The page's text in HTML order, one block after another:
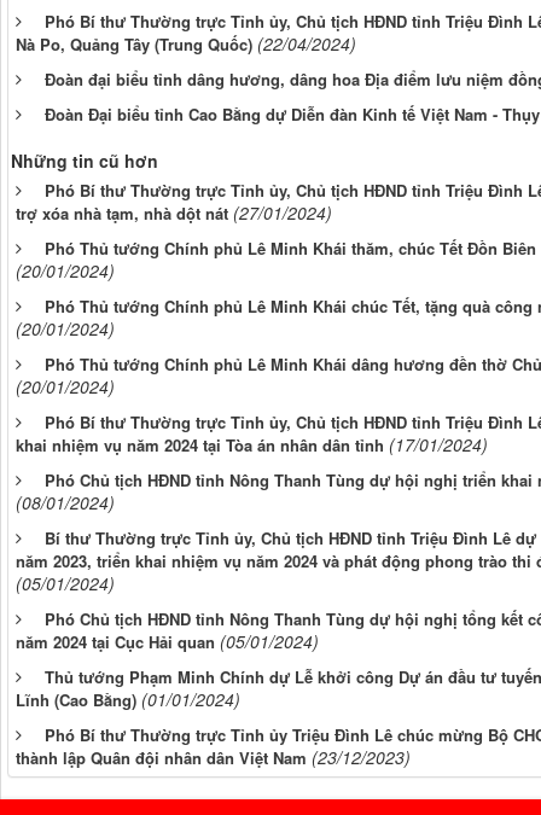
Phó Bí thư Thường trực Tỉnh ủy, Chủ tịch HĐND tỉnh Triệu Đình
Nà Po, Quảng Tây (Trung Quốc) (22/04/2024)
Đoàn đại biểu tỉnh dâng hương, dâng hoa Địa điểm lưu niệm
Đoàn Đại biểu tỉnh Cao Bằng dự Diễn đàn Kinh tế Việt Nam -
Những tin cũ hơn
Phó Bí thư Thường trực Tỉnh ủy, Chủ tịch HĐND tỉnh Triệu Đình
trợ xóa nhà tạm, nhà dột nát (27/01/2024)
Phó Thủ tướng Chính phủ Lê Minh Khái thăm, chúc Tết Đồn
(20/01/2024)
Phó Thủ tướng Chính phủ Lê Minh Khái chúc Tết, tặng quà
(20/01/2024)
Phó Thủ tướng Chính phủ Lê Minh Khái dâng hương đền thờ
(20/01/2024)
Phó Bí thư Thường trực Tỉnh ủy, Chủ tịch HĐND tỉnh Triệu Đình
khai nhiệm vụ năm 2024 tại Tòa án nhân dân tỉnh (17/01/2024)
Phó Chủ tịch HĐND tỉnh Nông Thanh Tùng dự hội nghị triển khai
(08/01/2024)
Bí thư Thường trực Tỉnh ủy, Chủ tịch HĐND tỉnh Triệu Đình Lê
năm 2023, triển khai nhiệm vụ năm 2024 và phát động phong trào thi
(05/01/2024)
Phó Chủ tịch HĐND tỉnh Nông Thanh Tùng dự hội nghị tổng kết
năm 2024 tại Cục Hải quan (05/01/2024)
Thủ tướng Phạm Minh Chính dự Lễ khởi công Dự án đầu tư
Lĩnh (Cao Bằng) (01/01/2024)
Phó Bí thư Thường trực Tỉnh ủy Triệu Đình Lê chúc mừng Bộ
thành lập Quân đội nhân dân Việt Nam (23/12/2023)